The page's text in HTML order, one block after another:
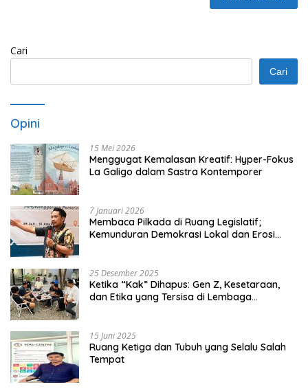
Cari
Cari
Opini
15 Mei 2026
Menggugat Kemalasan Kreatif: Hyper-Fokus
La Galigo dalam Sastra Kontemporer
7 Januari 2026
Membaca Pilkada di Ruang Legislatif;
Kemunduran Demokrasi Lokal dan Erosi
25 Desember 2025
Ketika “Kak” Dihapus: Gen Z, Kesetaraan,
dan Etika yang Tersisa di Lembaga
15 Juni 2025
Ruang Ketiga dan Tubuh yang Selalu Salah
Tempat